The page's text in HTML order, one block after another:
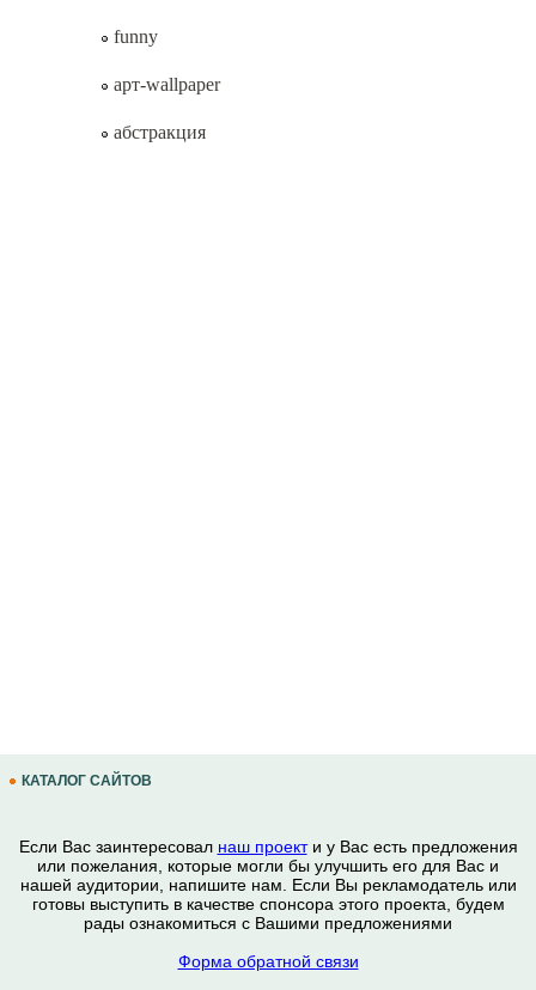
funny
арт-wallpaper
абстракция
КАТАЛОГ САЙТОВ
Если Вас заинтересовал наш проекти у Вас есть предложения
или пожелания, которые могли бы улучшить его для Вас и
нашей аудитории, напишите нам. Если Вы рекламодатель или
готовы выступить в качестве спонсора этого проекта, будем
рады ознакомиться с Вашими предложениями
Форма обратной связи